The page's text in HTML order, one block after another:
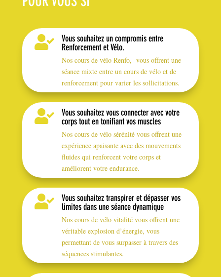

Vous souhaitez un compromis entre
Renforcement et Vélo.
Nos cours de vélo Renfo, vous offrent une
séance mixte entre un cours de vélo et de
renforcement pour varier les sollicitations.

Vous souhaitez vous connecter avec votre
corps tout en tonifiant vos muscles
Nos cours de vélo sérénité vous offrent une
expérience apaisante avec des mouvements
fluides qui renforcent votre corps et
améliorent votre endurance.

Vous souhaitez transpirer et dépasser vos
limites dans une séance dynamique
Nos cours de vélo vitalité vous offrent une
véritable explosion d’énergie, vous
permettant de vous surpasser à travers des
séquences stimulantes.